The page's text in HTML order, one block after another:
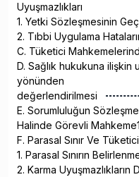
Uyuşmazlıkları
1. Yetki Sözleşmesinin
2. Tıbbi Uygulama
C. Tüketici
D. Sağlık hukukuna ilişkin
yönünden
değerlendirilmesi
E. Sorumluluğun Sözleşme
Halinde Görevli
F. Parasal Sınır Ve
1. Parasal Sınırın
2. Karma Uyuşmazlıkların